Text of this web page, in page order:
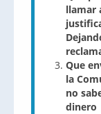
llamar
Que
la
no
dinero